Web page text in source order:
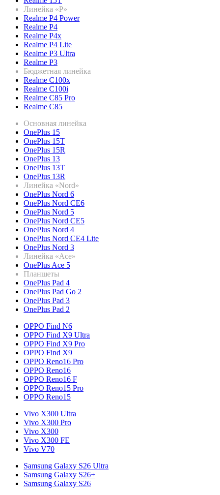
Линейка «P»
Realme P4 Power
Realme P4
Realme P4x
Realme P4 Lite
Realme P3 Ultra
Realme P3
Бюджетная линейка
Realme C100x
Realme C100i
Realme C85 Pro
Realme C85
Основная линейка
OnePlus 15
OnePlus 15T
OnePlus 15R
OnePlus 13
OnePlus 13T
OnePlus 13R
Линейка «Nord»
OnePlus Nord 6
OnePlus Nord CE6
OnePlus Nord 5
OnePlus Nord CE5
OnePlus Nord 4
OnePlus Nord CE4 Lite
OnePlus Nord 3
Линейка «Ace»
OnePlus Ace 5
Планшеты
OnePlus Pad 4
OnePlus Pad Go 2
OnePlus Pad 3
OnePlus Pad 2
OPPO Find N6
OPPO Find X9 Ultra
OPPO Find X9 Pro
OPPO Find X9
OPPO Reno16 Pro
OPPO Reno16
OPPO Reno16 F
OPPO Reno15 Pro
OPPO Reno15
Vivo X300 Ultra
Vivo X300 Pro
Vivo X300
Vivo X300 FE
Vivo V70
Samsung Galaxy S26 Ultra
Samsung Galaxy S26+
Samsung Galaxy S26